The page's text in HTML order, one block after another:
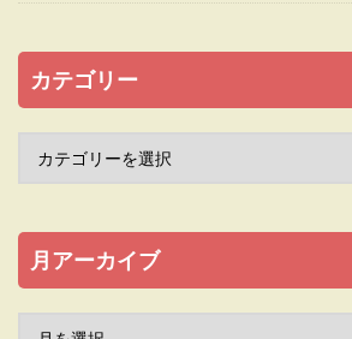
カテゴリー
月アーカイブ